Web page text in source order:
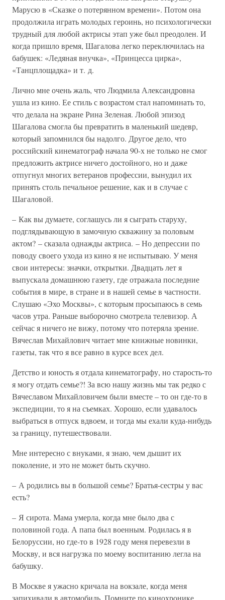
Марусю в «Сказке о потерянном времени». Потом она
продолжила играть молодых героинь, но психологически
трудный для любой актрисы этап уже был преодолен. И
когда пришло время, Шагалова легко переключилась на
бабушек: «Ледяная внучка», «Принцесса цирка»,
«Танцплощадка» и т. д.
Лично мне очень жаль, что Людмила Александровна
ушла из кино. Ее стиль с возрастом стал напоминать то,
что делала на экране Рина Зеленая. Любой эпизод
Шагалова смогла бы превратить в маленький шедевр,
который запомнился бы надолго. Другое дело, что
российский кинематограф начала 90-х не только не смог
предложить актрисе ничего достойного, но и даже
отпугнул многих ветеранов профессии, вынудил их
принять столь печальное решение, как и в случае с
Шагаловой.
– Как вы думаете, соглашусь ли я сыграть старуху,
подглядывающую в замочную скважину за половым
актом? – сказала однажды актриса. – Но депрессии по
поводу своего ухода из кино я не испытываю. У меня
свои интересы: значки, открытки. Двадцать лет я
выпускала домашнюю газету, где отражала последние
события в мире, в стране и в нашей семье в частности.
Слушаю «Эхо Москвы», с которым просыпаюсь в семь
часов утра. Раньше выборочно смотрела телевизор. А
сейчас я ничего не вижу, потому что потеряла зрение.
Вячеслав Михайлович читает мне книжные новинки,
газеты, так что я все равно в курсе всех дел.
Детство и юность я отдала кинематографу, но старость-то
я могу отдать семье?! За всю нашу жизнь мы так редко с
Вячеславом Михайловичем были вместе – то он где-то в
экспедиции, то я на съемках. Хорошо, если удавалось
выбраться в отпуск вдвоем, и тогда мы ехали куда-нибудь
за границу, путешествовали.
Мне интересно с внуками, я знаю, чем дышит их
поколение, и это не может быть скучно.
– А родились вы в большой семье? Братья-сестры у вас
есть?
– Я сирота. Мама умерла, когда мне было два с
половиной года. А папа был военным. Родилась я в
Белоруссии, но где-то в 1928 году меня перевезли в
Москву, и вся нагрузка по моему воспитанию легла на
бабушку.
В Москве я ужасно кричала на вокзале, когда меня
запихивали в автомобиль. Помните по кинохронике,